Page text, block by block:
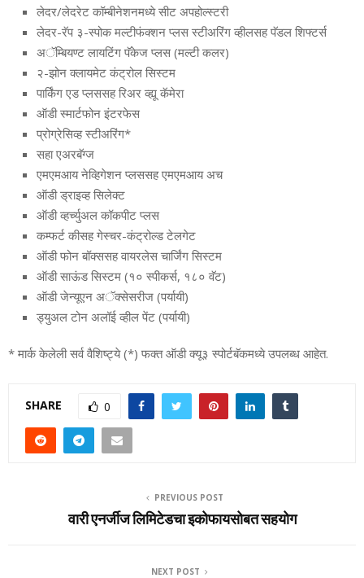
लेदर/लेदरेट कॉम्‍बीनेशनमध्‍ये सीट अपहोल्‍स्‍टरी
लेदर-रॅप ३-स्‍पोक मल्‍टीफंक्‍शन प्‍लस स्‍टीअरिंग व्‍हीलसह पॅडल शिफ्टर्स
अॅम्बियण्‍ट लायटिंग पॅकेज प्‍लस (मल्‍टी कलर)
२-झोन क्‍लायमेट कंट्रोल सिस्‍टम
पार्किंग एड प्‍लससह रिअर व्‍ह्यू कॅमेरा
ऑडी स्‍मार्टफोन इंटरफेस
प्रोग्रेसिव्‍ह स्‍टीअरिंग*
सहा एअरबॅग्‍ज
एमएमआय नेव्हिगेशन प्‍लससह एमएमआय अच
ऑडी ड्राइव्‍ह सिलेक्‍ट
ऑडी व्‍हर्च्‍युअल कॉकपीट प्‍लस
कम्‍फर्ट कीसह गेस्‍चर-कंट्रोल्‍ड टेलगेट
ऑडी फोन बॉक्‍ससह वायरलेस चार्जिंग सिस्‍टम
ऑडी साऊंड सिस्‍टम (१० स्‍पीकर्स, १८० वॅट)
ऑडी जेन्‍यूएन अॅक्‍सेसरीज (पर्यायी)
ड्युअल टोन अलॉई व्‍हील पेंट (पर्यायी)
* मार्क केलेली सर्व वैशिष्‍ट्ये (*) फक्‍त ऑडी क्‍यू३ स्‍पोर्टबॅकमध्‍ये उपलब्‍ध आहेत.
SHARE 0
PREVIOUS POST
वारी एनर्जीज लिमिटेडचा इकोफायसोबत सहयोग
NEXT POST